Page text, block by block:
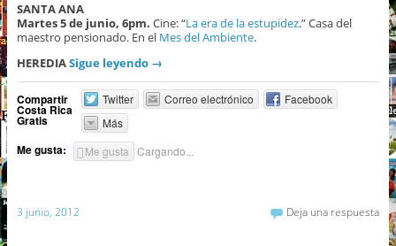
SANTA ANA
Martes 5 de junio, 6pm. Cine: “La era de la estupidez.” Casa del
maestro pensionado. En el Mes del Ambiente.
HEREDIASigue leyendo →
Compartir
Costa Rica
Gratis
Twitter Correo electrónico
Facebook
Más
Me gusta: Me gusta Cargando...
3 junio, 2012 Deja una respuesta